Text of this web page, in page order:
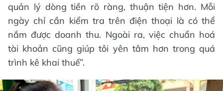
quản lý dòng tiền rõ ràng, thuận tiện hơn. Mỗi
ngày chỉ cần kiểm tra trên điện thoại là có thể
nắm được doanh thu. Ngoài ra, việc chuẩn hoá
tài khoản cũng giúp tôi yên tâm hơn trong quá
trình kê khai thuế”.